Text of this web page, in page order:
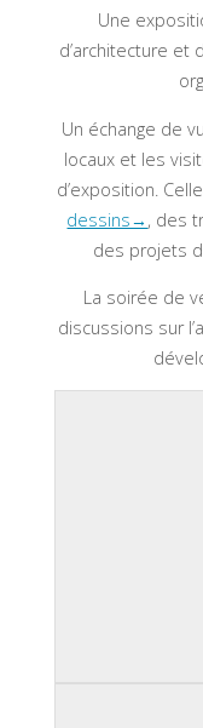
Une
d’architecture et
Un échange de
locaux et les
d’exposition.
dessins→ , des
des projets
La soirée de
discussions sur